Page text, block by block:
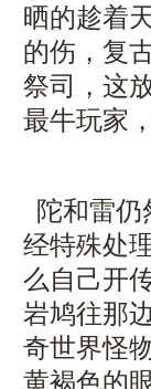
晒的趁着
的伤，复
祭司，这
最牛玩家
陀和雷仍
经特殊处
么自己开
岩鸠往那
奇世界怪
黄褐色的